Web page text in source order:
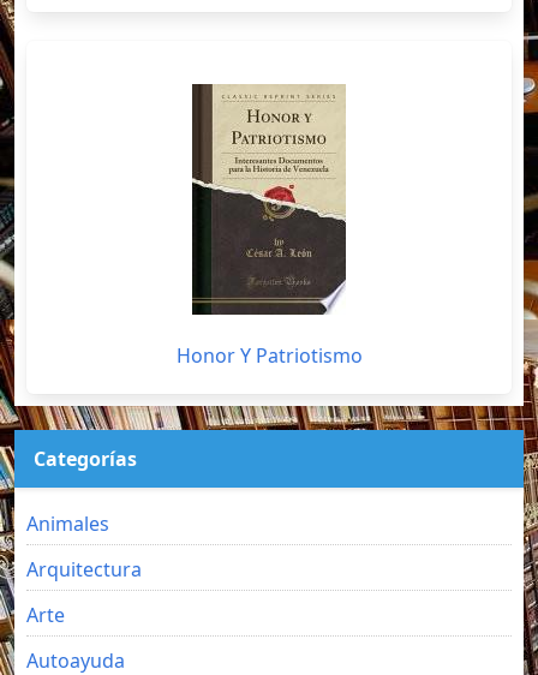
Honor Y Patriotismo
Categorías
Animales
Arquitectura
Arte
Autoayuda